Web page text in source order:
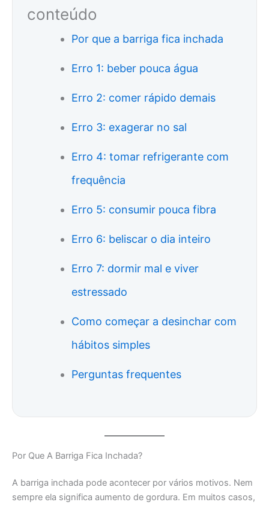
conteúdo
Por que a barriga fica inchada
Erro 1: beber pouca água
Erro 2: comer rápido demais
Erro 3: exagerar no sal
Erro 4: tomar refrigerante com
frequência
Erro 5: consumir pouca fibra
Erro 6: beliscar o dia inteiro
Erro 7: dormir mal e viver
estressado
Como começar a desinchar com
hábitos simples
Perguntas frequentes
Por Que A Barriga Fica Inchada?
A barriga inchada pode acontecer por vários motivos. Nem
sempre ela significa aumento de gordura. Em muitos casos,